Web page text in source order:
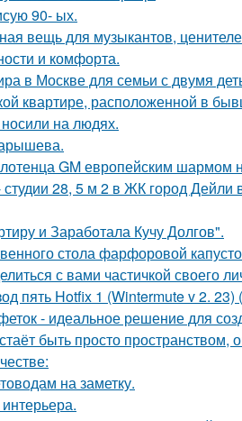
90- ых.
вещь для музыкантов,
и комфорта.
в Москве для семьи с двумя
квартире, расположенной в
на людях.
GM европейским шармом
28, 5 м 2 в ЖК город Дейли
и Заработала Кучу Долгов".
стола фарфоровой
с вами частичкой своего
пять Hotfix 1 (Wintermute v 2. 23)
- идеальное решение для
быть просто пространством,
на заметку.